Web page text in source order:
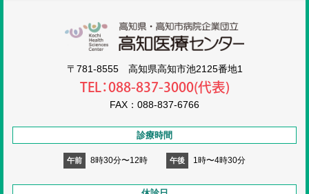
〒781-8555 高知県高知市池2125番地1
TEL：088-837-3000(代表)
FAX：088-837-6766
診療時間
午前 8時30分〜12時 午後 1時〜4時30分